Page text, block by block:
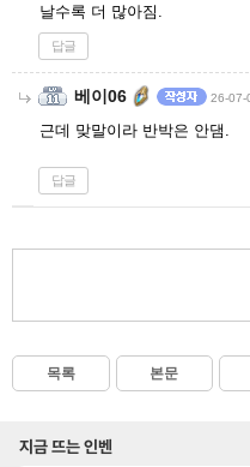
날수록 더 많아짐.
답글
베이06 26-07-
근데 맞말이라 반박은 안댐.
답글
목록 본문
지금 뜨는 인벤